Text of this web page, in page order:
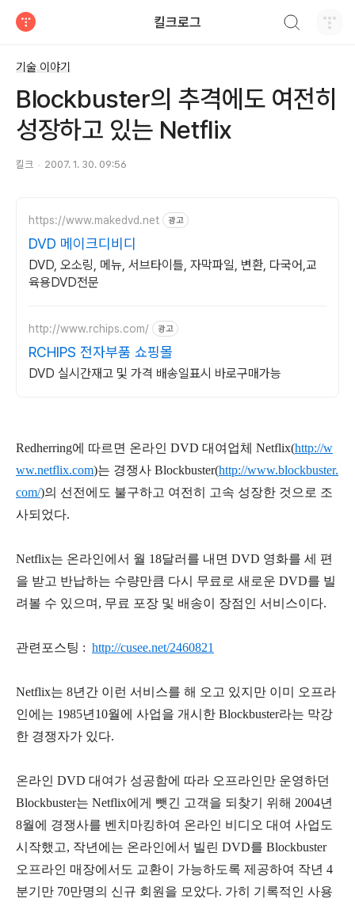
킬크로그
기술 이야기
Blockbuster의 추격에도 여전히
성장하고 있는 Netflix
킬크 2007. 1. 30. 09:56
https://www.makedvd.net 광고
DVD 메이크디비디
DVD, 오소링, 메뉴, 서브타이틀, 자막파일, 변환, 다국어,교
육용DVD전문
http://www.rchips.com/ 광고
RCHIPS 전자부품 쇼핑몰
DVD 실시간재고 및 가격 배송일표시 바로구매가능
Redherring에 따르면 온라인 DVD 대여업체 Netflix(http://w
ww.netflix.com)는 경쟁사 Blockbuster(http://www.blockbuster.
com/)의 선전에도 불구하고 여전히 고속 성장한 것으로 조
사되었다.
Netflix는 온라인에서 월 18달러를 내면 DVD 영화를 세 편
을 받고 반납하는 수량만큼 다시 무료로 새로운 DVD를 빌
려볼 수 있으며 , 무료 포장 및 배송이 장점인 서비스이다.
관련포스팅 : http://cusee.net/2460821
Netflix는 8년간 이런 서비스를 해 오고 있지만 이미 오프라
인에는 1985년 10월에 사업을 개시한 Blockbuster라는 막강
한 경쟁자가 있다.
온라인 DVD 대여가 성공함에 따라 오프라인만 운영하던
Blockbuster는 Netflix에게 뺏긴 고객을 되찾기 위해 2004년
8월에 경쟁사를 벤치마킹하여 온라인 비디오 대여 사업도
시작했고, 작년에는 온라인에서 빌린 DVD를 Blockbuster
오프라인 매장에서도 교환이 가능하도록 제공하여 작년 4
분기만 70만명의 신규 회원을 모았다. 가히 기록적인 사용